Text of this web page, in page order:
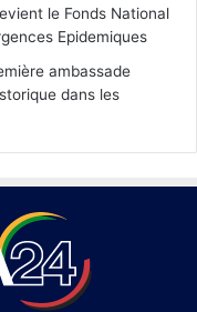
le Fonds National
Epidemiques
ambassade
dans les